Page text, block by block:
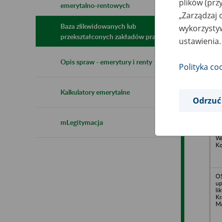
emerytalno-rentowych
Baza zlikwidowanych lub
przekształconych zakładów pracy
Opis spraw - emerytury i renty
Kalkulatory emerytalne
mLegitymacja
plików
„Zarządzaj
Polityka